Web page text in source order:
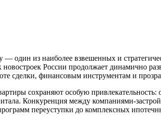
один из наиболее взвешенных и
России продолжает динамично
сделки, финансовым инструментам и
сохраняют особую привлекательность:
Конкуренция между компаниями-
переуступки до комплексных